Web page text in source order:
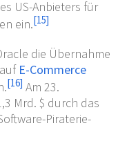
US-Anbieters für
ein.[15]
die Übernahme
E-Commerce
[16] Am 23.
Mrd. $ durch das
Piraterie-